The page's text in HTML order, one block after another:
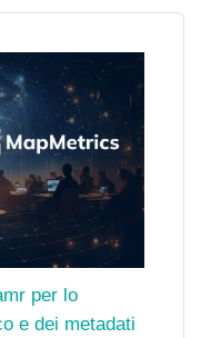
per lo
e dei metadati